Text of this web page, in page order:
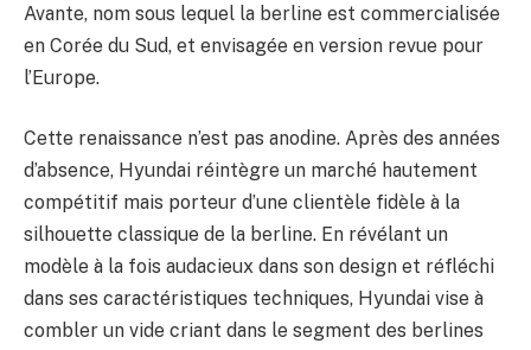
Avante, nom sous lequel la berline est commercialisée
en Corée du Sud, et envisagée en version revue pour
l’Europe.
Cette renaissance n’est pas anodine. Après des années
d’absence, Hyundai réintègre un marché hautement
compétitif mais porteur d’une clientèle fidèle à la
silhouette classique de la berline. En révélant un
modèle à la fois audacieux dans son design et réfléchi
dans ses caractéristiques techniques, Hyundai vise à
combler un vide criant dans le segment des berlines